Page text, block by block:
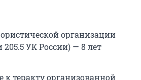
организации
205.5 УК России) — 8 лет
к теракту организованной